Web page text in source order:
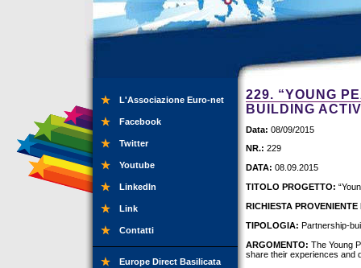
L'Associazione Euro-net
Facebook
Twitter
Youtube
LinkedIn
Link
Contatti
Europe Direct Basilicata
229. “YOUNG
BUILDING
Data: 08/09/2015
NR.: 229
DATA: 08.09.2015
TITOLO PROGETTO:
RICHIESTA PROVENIENTE
TIPOLOGIA: Partnership-
ARGOMENTO: The Young
share their experiences and